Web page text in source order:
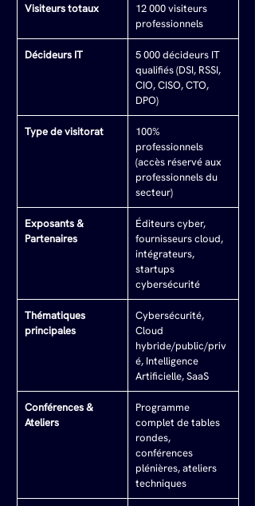
Visiteurs totaux
12 000 visiteurs
professionnels
Décideurs IT
5 000 décideurs IT
qualifiés (DSI, RSSI,
CIO, CISO, CTO,
DPO)
Type de visitorat
100%
professionnels
(accès réservé aux
professionnels du
secteur)
Exposants &
Partenaires
Éditeurs cyber,
fournisseurs cloud,
intégrateurs,
startups
cybersécurité
Thématiques
principales
Cybersécurité,
Cloud
hybride/public/priv
é, Intelligence
Artificielle, SaaS
Conférences &
Ateliers
Programme
complet de tables
rondes,
conférences
plénières, ateliers
techniques